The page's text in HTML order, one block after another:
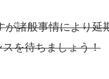
諸般事情により
を待ちましょう！